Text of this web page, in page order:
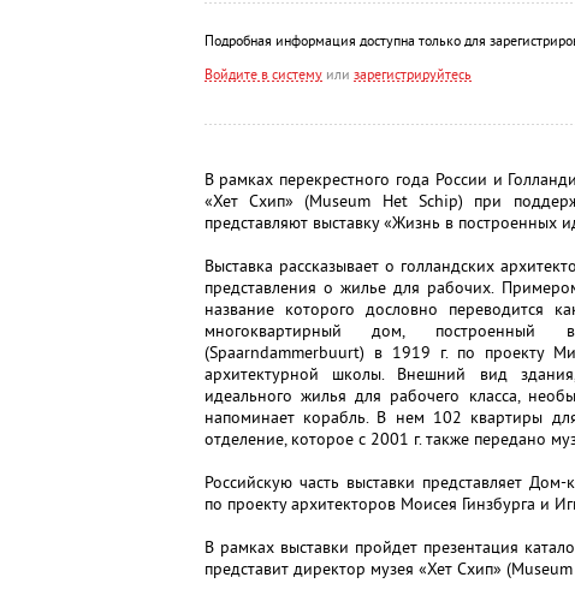
Подробная информация доступна только для
Войдите в системуили зарегистрируйтесь
В рамках перекрестного года России и
«Хет Схип» (Museum Het Schip) при
представляют выставку «Жизнь в построенных
Выставка рассказывает о голландских
представления о жилье для рабочих.
название которого дословно переводится
многоквартирный дом, построенный
(Spaarndammerbuurt) в 1919 г. по проекту
архитектурной школы. Внешний вид
идеального жилья для рабочего класса,
напоминает корабль. В нем 102 квартиры
отделение, которое с 2001 г. также передано
Российскую часть выставки представляет
по проекту архитекторов Моисея Гинзбурга и
В рамках выставки пройдет презентация
представит директор музея «Хет Схип»